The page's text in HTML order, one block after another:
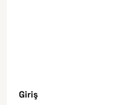
Giriş